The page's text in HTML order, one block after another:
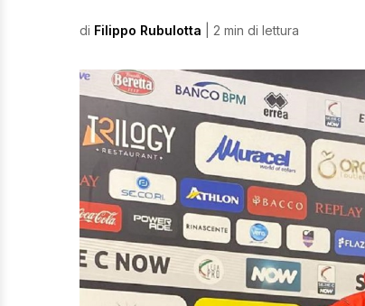
di Filippo Rubulotta | 2 min di lettura